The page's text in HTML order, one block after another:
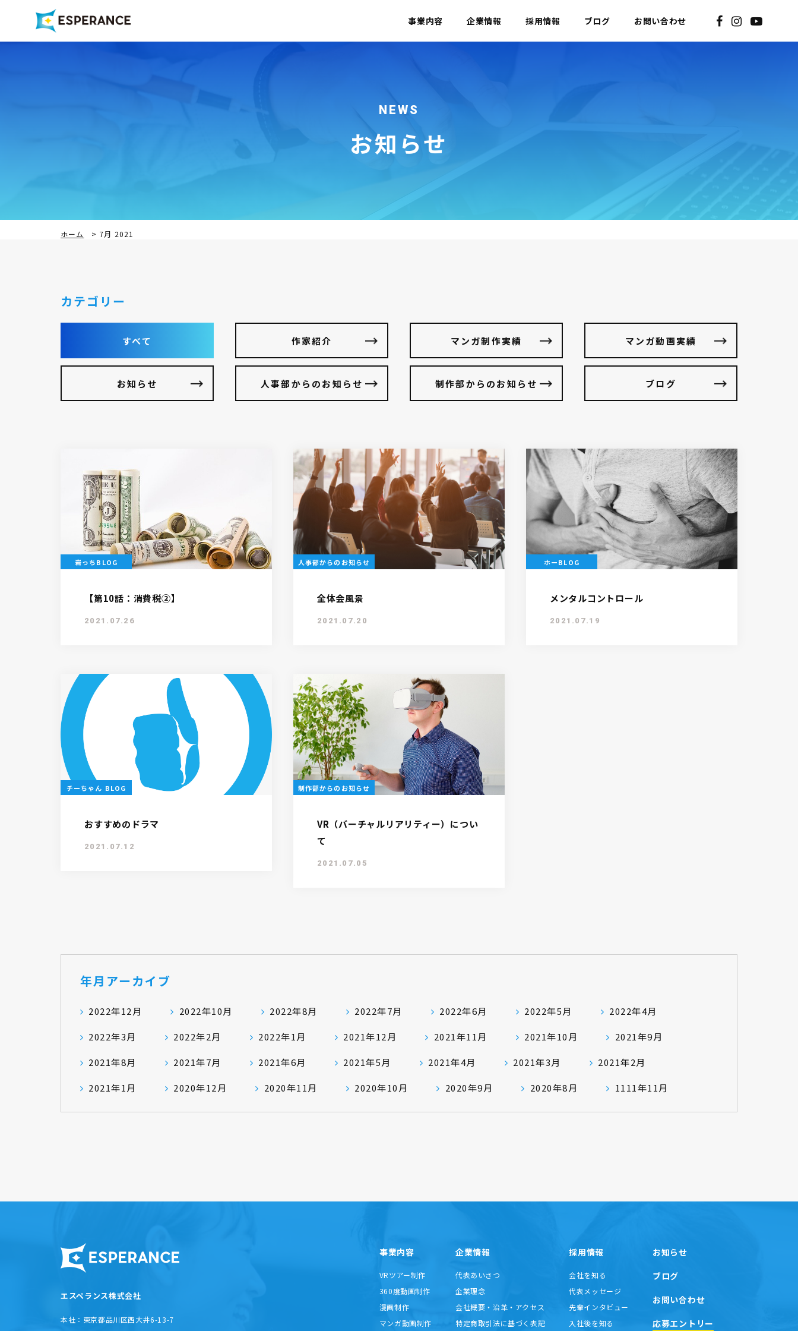
事業内容 企業情報 採用情報 ブログ お問い合わせ
NEWS
お知らせ
ホーム > 7月 2021
カテゴリー
すべて 作家紹介 マンガ制作実績 マンガ動画実績
お知らせ 人事部からのお知らせ 制作部からのお知らせ ブログ
岩っちBLOG
【第10話：消費税②】
2021.07.26
人事部からのお知らせ
全体会風景
2021.07.20
ホーBLOG
メンタルコントロール
2021.07.19
チーちゃん BLOG
おすすめのドラマ
2021.07.12
制作部からのお知らせ
VR（バーチャルリアリティー）につい
て
2021.07.05
年月アーカイブ
2022年12月 2022年10月 2022年8月 2022年7月 2022年6月 2022年5月 2022年4月
2022年3月 2022年2月 2022年1月 2021年12月 2021年11月 2021年10月 2021年9月
2021年8月 2021年7月 2021年6月 2021年5月 2021年4月 2021年3月 2021年2月
2021年1月 2020年12月 2020年11月 2020年10月 2020年9月 2020年8月 1111年11月
エスペランス株式会社
本社： 東京都品川区西大井6-13-7
事業内容
VRツアー制作
360度動画制作
漫画制作
マンガ動画制作
企業情報
代表あいさつ
企業理念
会社概要・沿革・アクセス
特定商取引法に基づく表記
採用情報
会社を知る
代表メッセージ
先輩インタビュー
入社後を知る
お知らせ
ブログ
お問い合わせ
応募エントリー